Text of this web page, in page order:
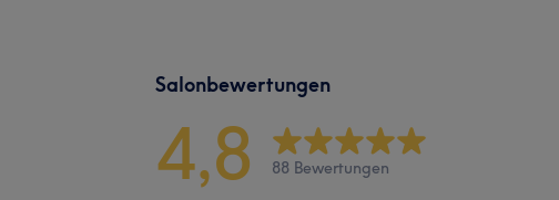
Salonbewertungen
4,8 88 Bewertungen